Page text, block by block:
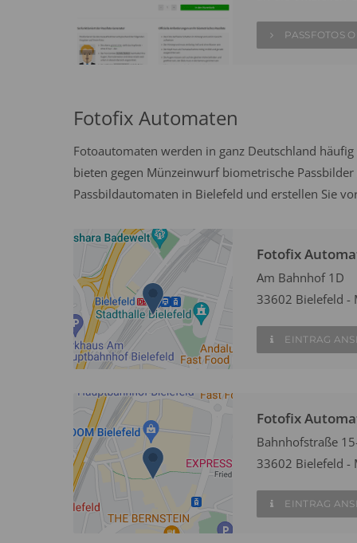
PASSFOTOS
Fotofix Automaten
Fotoautomaten werden in ganz Deutschland
bieten gegen Münzeinwurf biometrische
Passbildautomaten in Bielefeld und erstellen Sie
Fotofix
Am Bahnhof 1D
33602 Bielefeld -
EINTRAG
Fotofix
Bahnhofstraße
33602 Bielefeld -
EINTRAG